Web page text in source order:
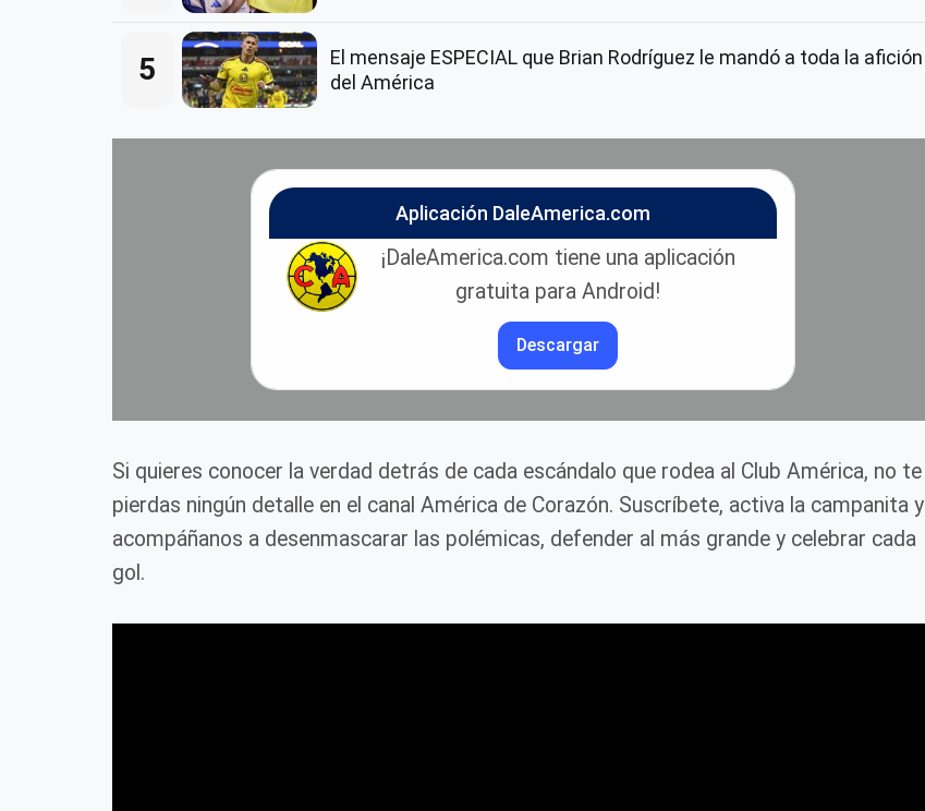
5
El mensaje ESPECIAL que Brian Rodríguez le mandó a toda la afición
del América
Aplicación DaleAmerica.com
¡DaleAmerica.com tiene una aplicación
gratuita para Android!
Descargar
Si quieres conocer la verdad detrás de cada escándalo que rodea al Club América, no te
pierdas ningún detalle en el canal América de Corazón. Suscríbete, activa la campanita y
acompáñanos a desenmascarar las polémicas, defender al más grande y celebrar cada
gol.